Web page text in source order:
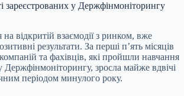
зареєстрованих у Держфінмоніторингу
на відкритій взаємодії з ринком, вже
результати. За перші п’ять місяців
та фахівців, які пройшли навчання
Держфінмоніторингу, зросла майже вдвічі
періодом минулого року.